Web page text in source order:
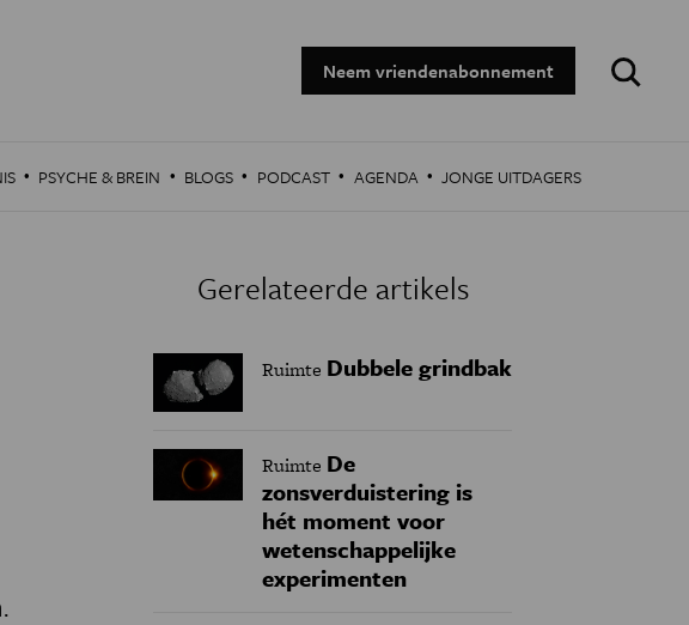
Neem vriendenabonnement
Zoeken:
· PSYCHE & BREIN · BLOGS · PODCAST · AGENDA · JONGE UITDAGERS
Gerelateerde artikels
Ruimte Dubbele grindbak
Ruimte De
zonsverduistering is
hét moment voor
wetenschappelijke
experimenten